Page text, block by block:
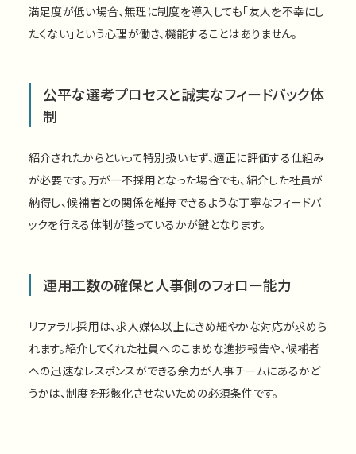
満足度が低い場合、無理に制度を導入しても「友人を不幸にし
たくない」という心理が働き、機能することはありません。
公平な選考プロセスと誠実なフィードバック体
制
紹介されたからといって特別扱いせず、適正に評価する仕組み
が必要です。万が一不採用となった場合でも、紹介した社員が
納得し、候補者との関係を維持できるような丁寧なフィードバ
ックを行える体制が整っているかが鍵となります。
運用工数の確保と人事側のフォロー能力
リファラル採用は、求人媒体以上にきめ細やかな対応が求めら
れます。紹介してくれた社員へのこまめな進捗報告や、候補者
への迅速なレスポンスができる余力が人事チームにあるかど
うかは、制度を形骸化させないための必須条件です。